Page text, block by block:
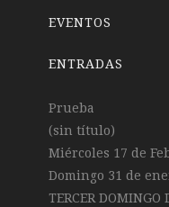
EVENTOS
ENTRADAS
Prueba
(sin título)
Miércoles 17 de
Domingo 31 de
TERCER DOMINGO